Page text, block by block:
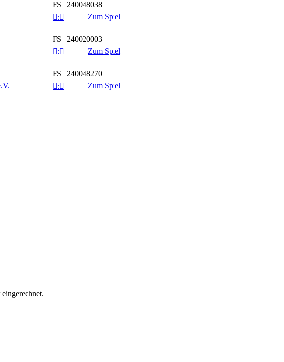
FS | 240048038
:
Zum Spiel
FS | 240020003
:
Zum Spiel
FS | 240048270
: Zum Spiel